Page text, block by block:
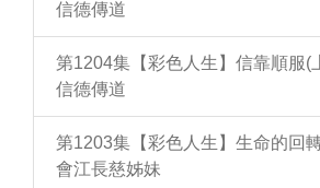
信德傳道
第1204集【彩色人生】信靠順服(
信德傳道
第1203集【彩色人生】生命的回
會江長慈姊妹